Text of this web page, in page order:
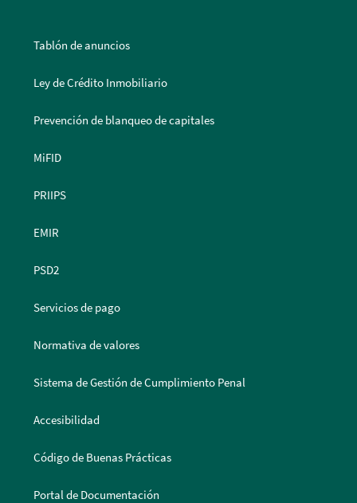
Tablón de anuncios
Ley de Crédito Inmobiliario
Prevención de blanqueo de capitales
MiFID
PRIIPS
EMIR
PSD2
Servicios de pago
Normativa de valores
Sistema de Gestión de Cumplimiento Penal
Accesibilidad
Código de Buenas Prácticas
Portal de Documentación